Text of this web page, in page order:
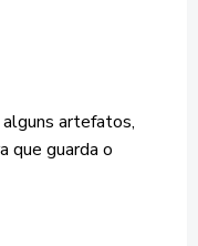
artefatos,
que guarda o